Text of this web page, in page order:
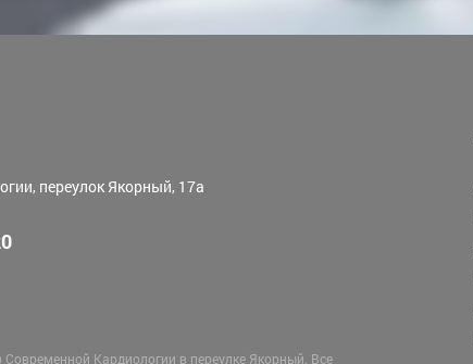
переулок Якорный, 17а
Кардиологии в переулке Якорный . Все